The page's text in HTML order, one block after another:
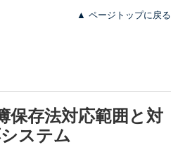
▲ ページトップに戻る
保存法対応範囲と対
ステム